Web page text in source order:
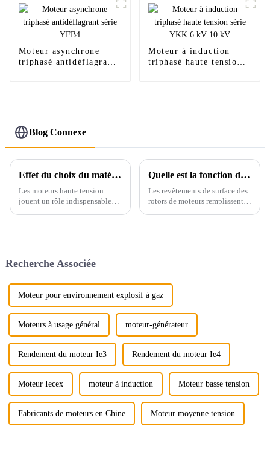
Moteur asynchrone
triphasé antidéflagrant
Moteur à induction
triphasé haute tension
Blog Connexe
Effet du choix du matériau isolant sur les performances des moteurs haute tension
Les moteurs haute tension
jouent un rôle indispensable
métallurgie, etc. Cependant, ...
Quelle est la fonction du revêtement de surface du rotor du moteur ?
Les revêtements de surface des
rotors de moteurs remplissent
Recherche Associée
Moteur pour environnement explosif à gaz
Moteurs à usage général moteur-générateur
Rendement du moteur Ie3 Rendement du moteur Ie4
Moteur Iecex moteur à induction Moteur basse tension
Fabricants de moteurs en Chine Moteur moyenne tension